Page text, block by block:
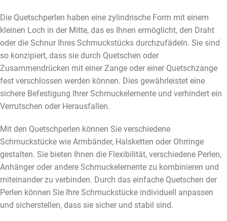
Die Quetschperlen haben eine zylindrische Form mit einem
kleinen Loch in der Mitte, das es Ihnen ermöglicht, den Draht
oder die Schnur Ihres Schmuckstücks durchzufädeln. Sie sind
so konzipiert, dass sie durch Quetschen oder
Zusammendrücken mit einer Zange oder einer Quetschzange
fest verschlossen werden können. Dies gewährleistet eine
sichere Befestigung Ihrer Schmuckelemente und verhindert ein
Verrutschen oder Herausfallen.
Mit den Quetschperlen können Sie verschiedene
Schmuckstücke wie Armbänder, Halsketten oder Ohrringe
gestalten. Sie bieten Ihnen die Flexibilität, verschiedene Perlen,
Anhänger oder andere Schmuckelemente zu kombinieren und
miteinander zu verbinden. Durch das einfache Quetschen der
Perlen können Sie Ihre Schmuckstücke individuell anpassen
und sicherstellen, dass sie sicher und stabil sind.